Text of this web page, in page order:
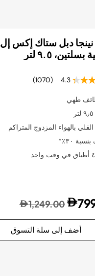
نينجا دبل ستاك إكس إل
بسلتين، ٩.٥ لتر
4.3
(1070)
القلي بالهواء المزدوج المتراكم
٣٠٪*
1,249.00
أضف إلى سلة التسوق